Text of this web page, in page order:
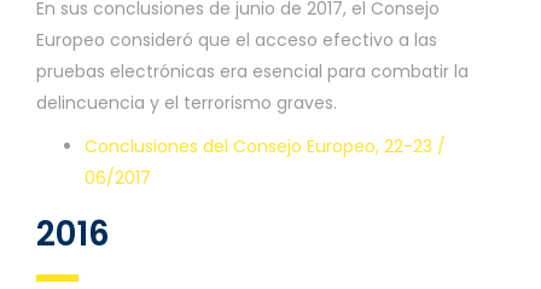
En sus conclusiones de junio de 2017, el Consejo
Europeo consideró que el acceso efectivo a las
pruebas electrónicas era esencial para combatir la
delincuencia y el terrorismo graves.
Conclusiones del Consejo Europeo, 22-23 /
06/2017
2016